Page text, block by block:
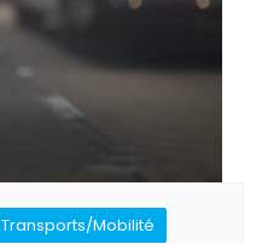
Transports/Mobilité